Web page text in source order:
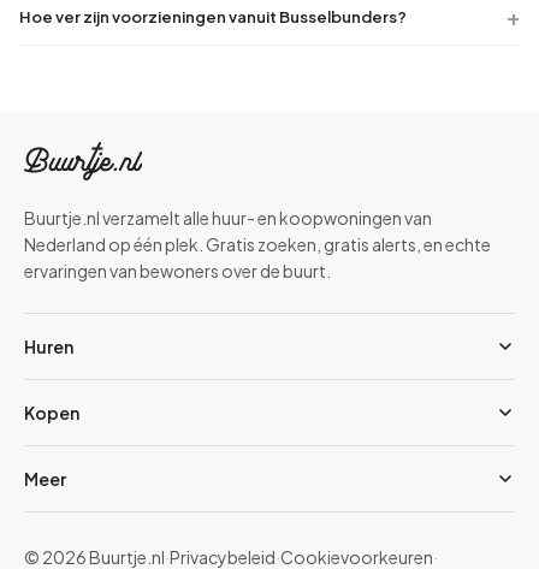
Hoe ver zijn voorzieningen vanuit Busselbunders?
Buurtje.nl verzamelt alle huur- en koopwoningen van
Nederland op één plek. Gratis zoeken, gratis alerts, en echte
ervaringen van bewoners over de buurt.
Huren
Kopen
Meer
© 2026 Buurtje.nl·Privacybeleid·Cookievoorkeuren·